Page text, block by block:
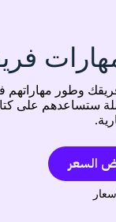
وطور مهاراتهم
ستساعدهم على
السعر